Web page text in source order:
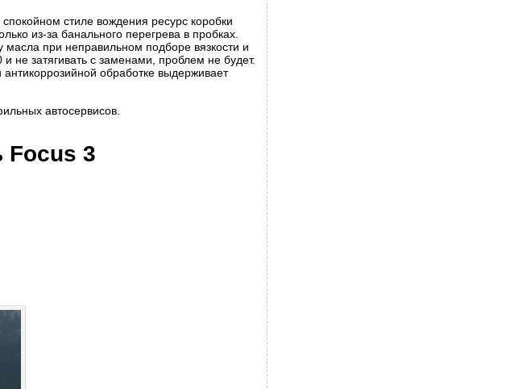
стиле вождения ресурс коробки
из-за банального перегрева в пробках.
при неправильном подборе вязкости и
не затягивать с заменами, проблем не будет.
обработке выдерживает
автосервисов.
Focus 3